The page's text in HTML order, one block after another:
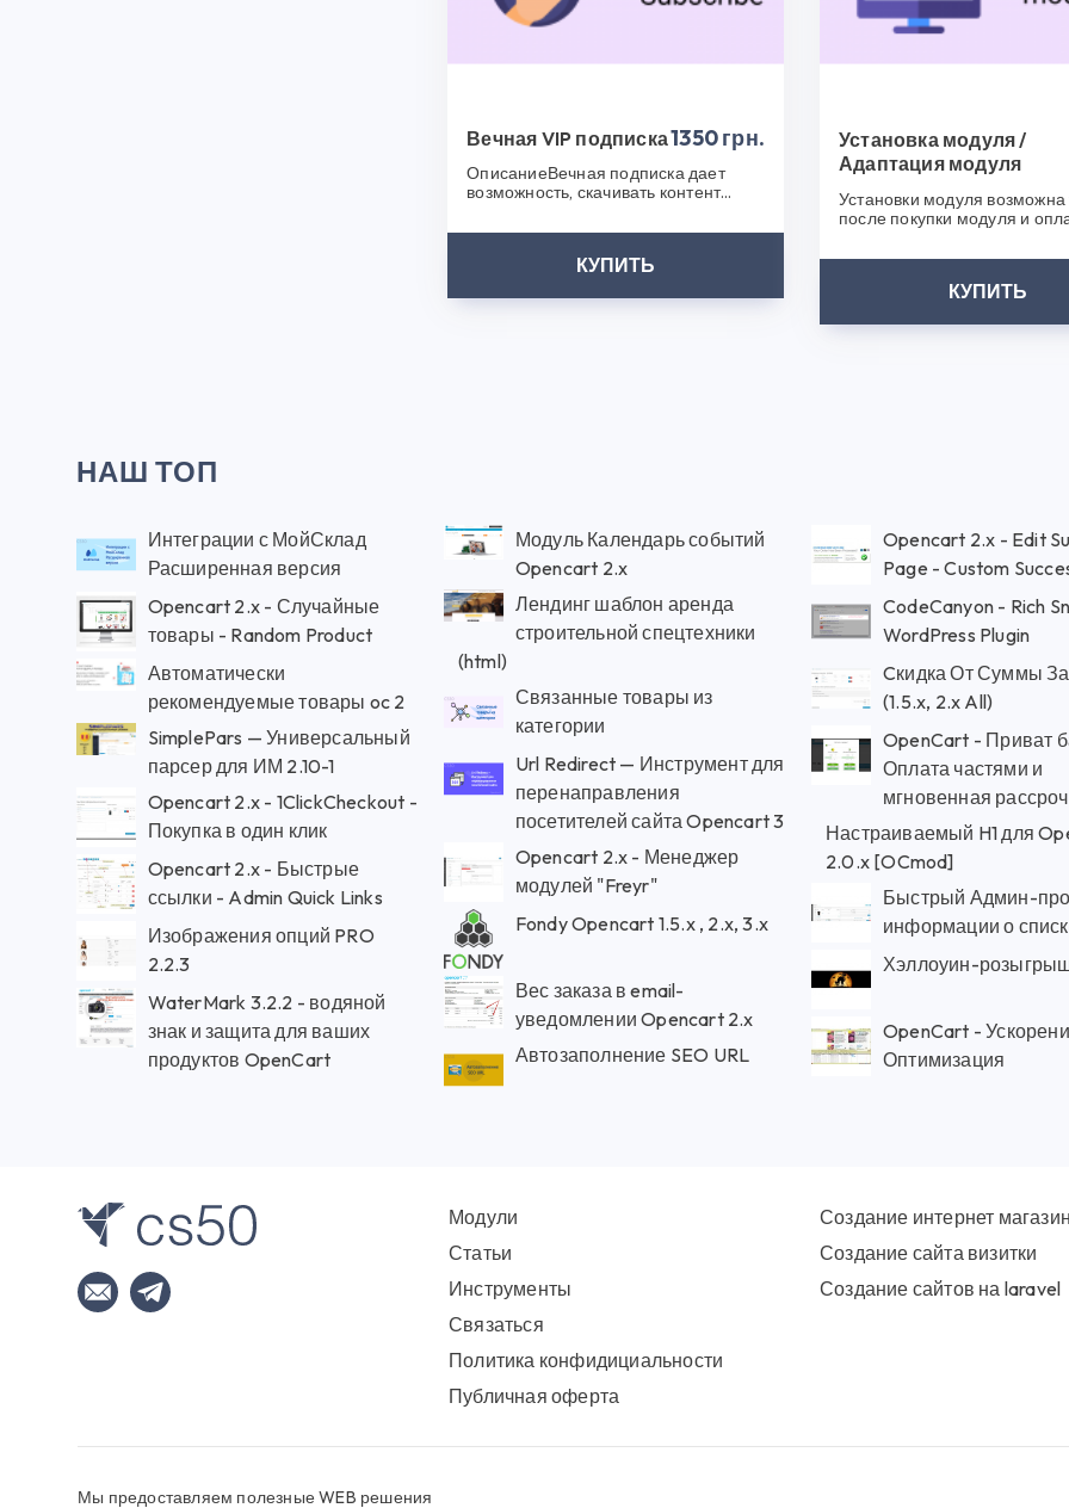
возможность обогатить функциональность вашего интернет-
для Украины Opencart 3.0 и других наших продуктов. Посетите наш
ваш бизнес еще успешнее!
Вечная VIP подписка1350 грн.
ОписаниеВечная подписка дает
возможность, скачивать контент
появиться н..
КУПИТЬ
Установка модуля /
Адаптация модуля
Установки модуля возможна
после покупки модуля и
КУПИТЬ
НАШ ТОП
Интеграции с МойСклад
Расширенная версия
Opencart 2.x - Случайные
товары - Random Product
Автоматически
рекомендуемые товары oc 2
SimplePars — Универсальный
парсер для ИМ 2.10-1
Opencart 2.x - 1ClickCheckout -
Покупка в один клик
Opencart 2.x - Быстрые
ссылки - Admin Quick Links
Изображения опций PRO
2.2.3
WaterMark 3.2.2 - водяной
знак и защита для ваших
продуктов OpenCart
Модуль Календарь событий
Opencart 2.x
Лендинг шаблон аренда
строительной спецтехники
(html)
Связанные товары из
категории
Url Redirect — Инструмент для
перенаправления
посетителей сайта Opencart 3
Opencart 2.x - Менеджер
модулей "Freyr"
Fondy Opencart 1.5.x , 2.x, 3.x
Вес заказа в email-
уведомлении Opencart 2.x
Автозаполнение SEO URL
Opencart 2.x - Edit
Page - Custom
CodeCanyon - Rich
WordPress Plugin
Cкидка От Суммы
(1.5.x, 2.x All)
OpenCart - Приват
Оплата частями и
мгновенная
Настраиваемый H1 для
2.0.x [OCmod]
Быстрый Админ-
информации о
Хэллоуин-
OpenCart -
Оптимизация
Модули
Статьи
Инструменты
Связаться
Политика конфидициальности
Публичная оферта
Создание интернет
Создание сайта визитки
Создание сайтов на laravel
Мы предоставляем полезные WEB решения